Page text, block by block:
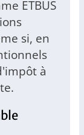
ETBUS
si, en
à